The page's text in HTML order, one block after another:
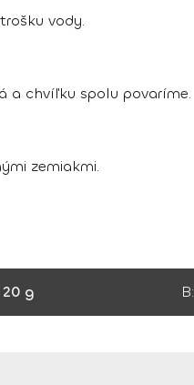
vody.
a chvíľku spolu povaríme.
zemiakmi.
20 g B: